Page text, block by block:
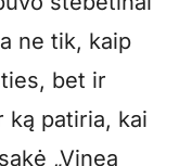
ne tik, kaip
bet ir
ką patiria, kai
„Vinea